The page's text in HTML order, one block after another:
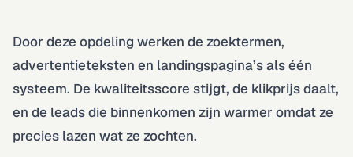
Door deze opdeling werken de zoektermen,
advertentieteksten en landingspagina’s als één
systeem. De kwaliteitsscore stijgt, de klikprijs daalt,
en de leads die binnenkomen zijn warmer omdat ze
precies lazen wat ze zochten.